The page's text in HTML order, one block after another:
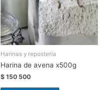
Harinas y repostería
Harina de avena x500g
$ 150 500